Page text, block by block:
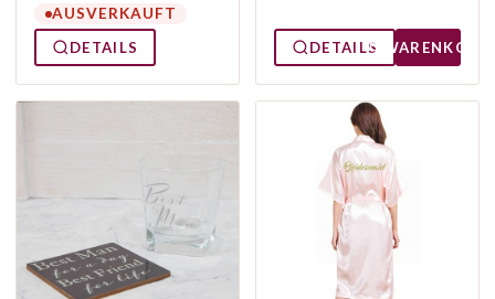
AUSVERKAUFT
DETAILS
DETAILS WARENKORB